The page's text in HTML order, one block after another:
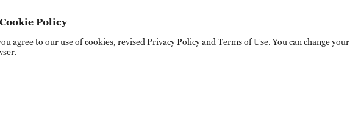
备20000184号
Policy
agree to our use of cookies, revised Privacy Policy and Terms of Use. You can change your